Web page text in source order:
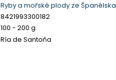
Ryby a mořské plody ze Španělska
8421993300182
100 - 200 g
Ría de Santoňa